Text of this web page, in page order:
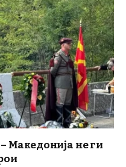
Македонија не ги